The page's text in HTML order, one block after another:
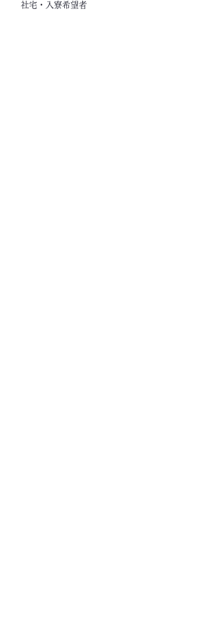
社宅・入寮希望者